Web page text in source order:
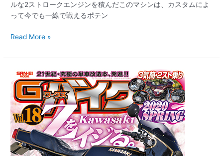
ルな2ストロークエンジンを積んだこのマシンは、カスタムによ
って今でも一線で戦えるポテン
Read More »
【新
刊
案
内】
G
ワ
ー
ク